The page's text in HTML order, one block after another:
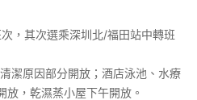
，其次選乘深圳北/福田站中轉班
潔原因部分開放；酒店泳池、水療
放，乾濕蒸小屋下午開放。